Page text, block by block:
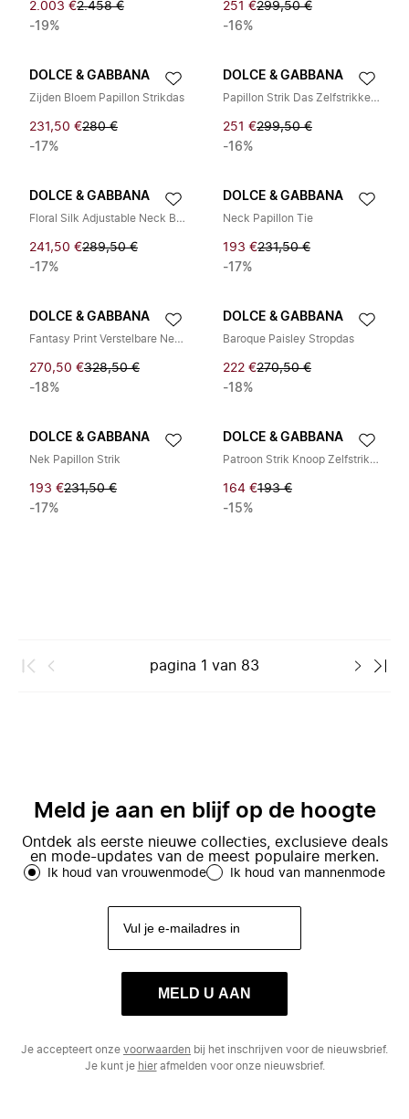
2.003 €2.458 €
-19%
251 €299,50 €
-16%
DOLCE & GABBANA
Zijden Bloem Papillon Strikdas
231,50 €280 €
-17%
DOLCE & GABBANA
Papillon Strik Das Zelfstrikker met Verstelbare Halsband
251 €299,50 €
-16%
DOLCE & GABBANA
Floral Silk Adjustable Neck Bow Tie
241,50 €289,50 €
-17%
DOLCE & GABBANA
Neck Papillon Tie
193 €231,50 €
-17%
DOLCE & GABBANA
Fantasy Print Verstelbare Nek Papillon Strikdas
270,50 €328,50 €
-18%
DOLCE & GABBANA
Baroque Paisley Stropdas
222 €270,50 €
-18%
DOLCE & GABBANA
Nek Papillon Strik
193 €231,50 €
-17%
DOLCE & GABBANA
Patroon Strik Knoop Zelfstrikker Zijde Verstelbaar
164 €193 €
-15%
pagina 1 van 83
Meld je aan en blijf op de hoogte
Ontdek als eerste nieuwe collecties, exclusieve deals
en mode-updates van de meest populaire merken.
Ik houd van vrouwenmode Ik houd van mannenmode
MELD U AAN
Je accepteert onze voorwaarden bij het inschrijven voor de nieuwsbrief.
Je kunt je hierafmelden voor onze nieuwsbrief.